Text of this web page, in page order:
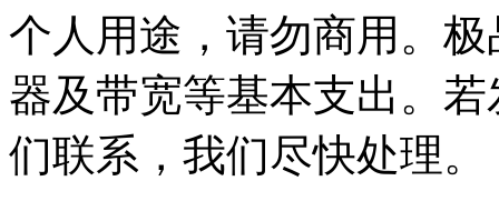
个人用途，请勿商用。
器及带宽等基本支出。
们联系，我们尽快处理。